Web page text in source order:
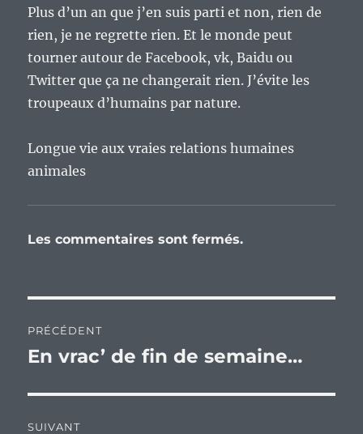
Plus d’un an que j’en suis parti et non, rien de
rien, je ne regrette rien. Et le monde peut
tourner autour de Facebook, vk, Baidu ou
Twitter que ça ne changerait rien. J’évite les
troupeaux d’humains par nature.
Longue vie aux vraies relations humaines
animales
Les commentaires sont fermés.
de
PRÉCÉDENT
Publication
En vrac’ de fin de semaine…
SUIVANT